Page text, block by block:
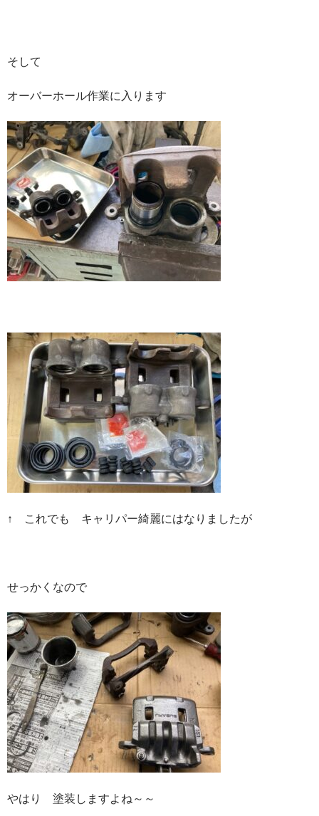
そして
オーバーホール作業に入ります
↑ これでも キャリパー綺麗にはなりましたが
せっかくなので
やはり 塗装しますよね～～